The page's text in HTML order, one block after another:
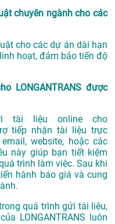
chuyên ngành cho các
cho các dự án dài hạn
hoạt, đảm bảo tiến độ
LONGANTRANS được
tài liệu online cho
tiếp nhận tài liệu trực
website, hoặc các
này giúp bạn tiết kiệm
trình làm việc. Sau khi
hành báo giá và cung
quá trình gửi tài liệu,
LONGANTRANS luôn